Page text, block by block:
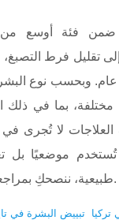
ضمن فئة أوسع من
تقليل فرط
وبحسب نوع البشرة
بما في ذلك
لا تُجرى في
تُستخدم موضعيًا
طبيعية، ننصحكِ بمراجعة كل حلٍّ على حدة.
تبييض البشرة في